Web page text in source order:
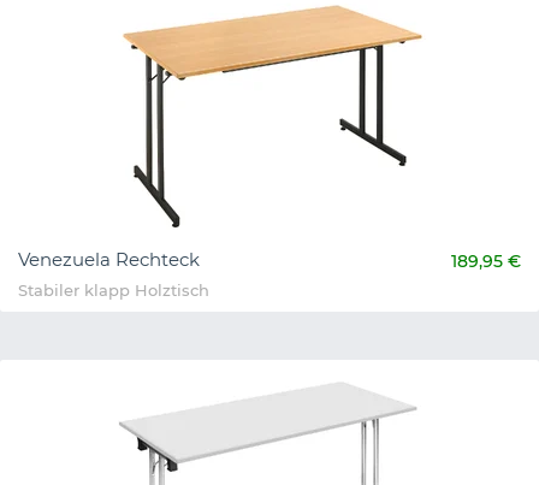
Venezuela Rechteck 189,95 €
Stabiler klapp Holztisch